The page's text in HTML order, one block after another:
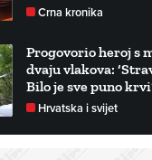
Crna kronika
Progovorio heroj s
dvaju vlakova:
Bilo je sve puno
Hrvatska i svijet